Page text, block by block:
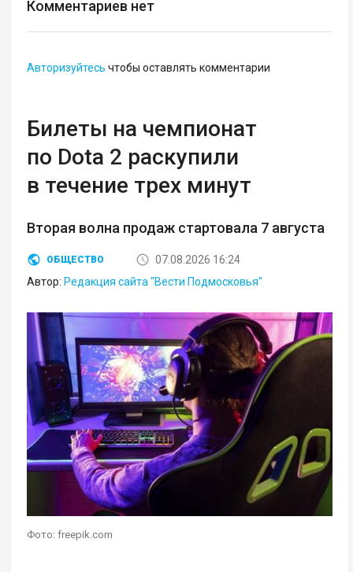
Комментариев нет
Авторизуйтесь чтобы оставлять комментарии
Билеты на чемпионат
по Dota 2 раскупили
в течение трех минут
Вторая волна продаж стартовала 7 августа
ОБЩЕСТВО
07.08.2026 16:24
Автор: Редакция сайта "Вести Подмосковья"
Фото: freepik.com